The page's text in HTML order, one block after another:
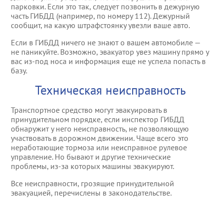
Эвакуация
Эвакуация
парковки. Если это так, следует позвонить в дежурную
часть ГИБДД (например, по номеру 112). Дежурный
сообщит, на какую штрафстоянку увезли ваше авто.
Если в ГИБДД ничего не знают о вашем автомобиле —
не паникуйте. Возможно, эвакуатор увез машину прямо у
вас из-под носа и информация еще не успела попасть в
базу.
Техническая неисправность
Транспортное средство могут эвакуировать в
принудительном порядке, если инспектор ГИБДД
обнаружит у него неисправность, не позволяющую
участвовать в дорожном движении. Чаще всего это
неработающие тормоза или неисправное рулевое
управление. Но бывают и другие технические
проблемы, из-за которых машины эвакуируют.
Все неисправности, грозящие принудительной
эвакуацией, перечислены в законодательстве.